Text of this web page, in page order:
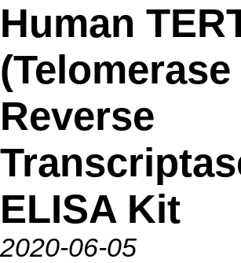
Human
(Telomerase
Reverse
ELISA Kit
2020-06-05